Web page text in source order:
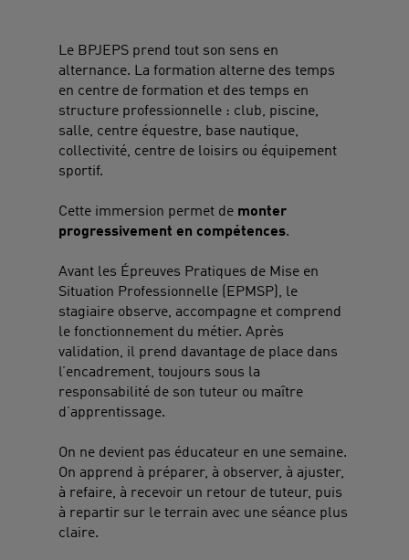
Le BPJEPS prend tout son sens en
alternance. La formation alterne des temps
en centre de formation et des temps en
structure professionnelle : club, piscine,
salle, centre équestre, base nautique,
collectivité, centre de loisirs ou équipement
sportif.
Cette immersion permet de monter
progressivement en compétences.
Avant les Épreuves Pratiques de Mise en
Situation Professionnelle (EPMSP), le
stagiaire observe, accompagne et comprend
le fonctionnement du métier. Après
validation, il prend davantage de place dans
l’encadrement, toujours sous la
responsabilité de son tuteur ou maître
d’apprentissage.
On ne devient pas éducateur en une semaine.
On apprend à préparer, à observer, à ajuster,
à refaire, à recevoir un retour de tuteur, puis
à repartir sur le terrain avec une séance plus
claire.